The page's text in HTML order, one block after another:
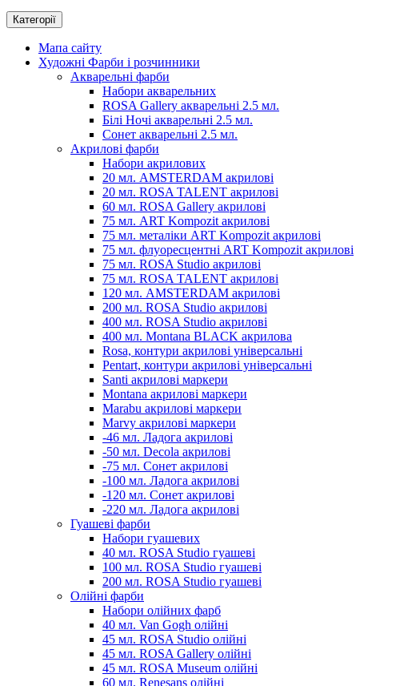
Категорії
Мапа сайту
Художні Фарби і розчинники
Акварельні фарби
Набори акварельних
ROSA Gallery акварельні 2.5 мл.
Білі Ночі акварельні 2.5 мл.
Сонет акварельні 2.5 мл.
Акрилові фарби
Набори акрилових
20 мл. AMSTERDAM акрилові
20 мл. ROSA TALENT акрилові
60 мл. ROSA Gallery акрилові
75 мл. ART Kompozit акрилові
75 мл. металіки ART Kompozit акрилові
75 мл. флуоресцентні ART Kompozit акрилові
75 мл. ROSA Studio акрилові
75 мл. ROSA TALENT акрилові
120 мл. AMSTERDAM акрилові
200 мл. ROSA Studio акрилові
400 мл. ROSA Studio акрилові
400 мл. Montana BLACK акрилова
Rosa, контури акрилові універсальні
Pentart, контури акрилові універсальні
Santi акрилові маркери
Montana акрилові маркери
Marabu акрилові маркери
Marvy акрилові маркери
-46 мл. Ладога акрилові
-50 мл. Decola акрилові
-75 мл. Сонет акрилові
-100 мл. Ладога акрилові
-120 мл. Сонет акрилові
-220 мл. Ладога акрилові
Гуашеві фарби
Набори гуашевих
40 мл. ROSA Studio гуашеві
100 мл. ROSA Studio гуашеві
200 мл. ROSA Studio гуашеві
Олійні фарби
Набори олійних фарб
40 мл. Van Gogh олійні
45 мл. ROSA Studio олійні
45 мл. ROSA Gallery олійні
45 мл. ROSA Museum олійні
60 мл. Renesans олійні